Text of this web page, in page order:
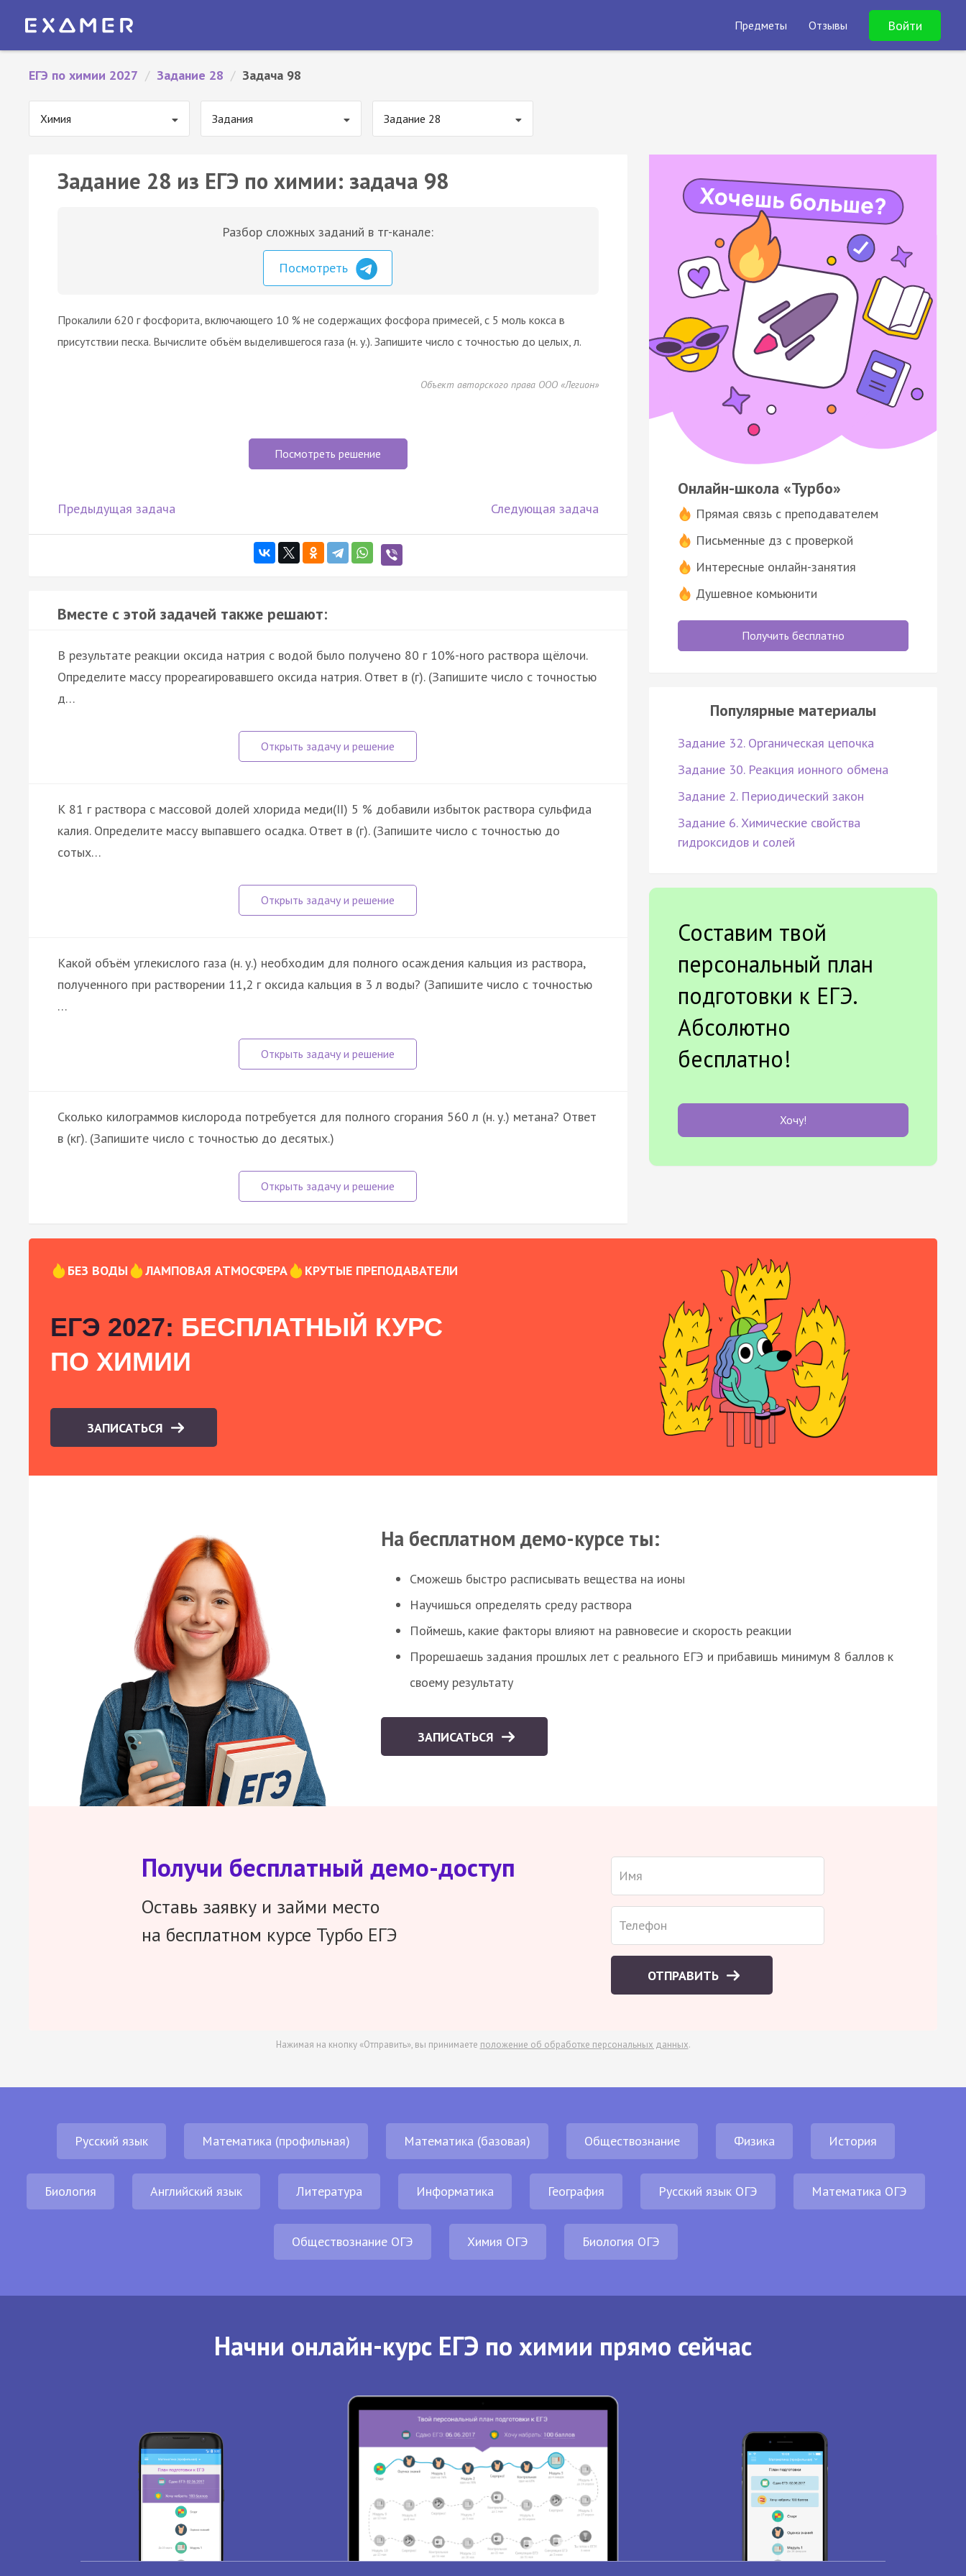
Предметы Отзывы Войти
ЕГЭ по химии 2027 / Задание 28 / Задача 98
Химия Задания Задание 28
Задание 28 из ЕГЭ по химии: задача 98
Разбор сложных заданий в тг-канале:
Посмотреть
Прокалили 620 г фосфорита, включающего 10 % не содержащих фосфора примесей, с 5 моль кокса в
присутствии песка. Вычислите объём выделившегося газа (н. у.). Запишите число с точностью до целых, л.
Объект авторского права ООО «Легион»
Посмотреть решение
Предыдущая задача Следующая задача
Вместе с этой задачей также решают:
В результате реакции оксида натрия с водой было получено 80 г 10%-ного раствора щёлочи.
Определите массу прореагировавшего оксида натрия. Ответ в (г). (Запишите число с точностью
д…
К 81 г раствора с массовой долей хлорида меди(II) 5 % добавили избыток раствора сульфида
калия. Определите массу выпавшего осадка. Ответ в (г). (Запишите число с точностью до
сотых…
Какой объём углекислого газа (н. у.) необходим для полного осаждения кальция из раствора,
полученного при растворении 11,2 г оксида кальция в 3 л воды? (Запишите число с точностью
…
Сколько килограммов кислорода потребуется для полного сгорания 560 л (н. у.) метана? Ответ
в (кг). (Запишите число с точностью до десятых.)
Онлайн-школа «Турбо»
Прямая связь с преподавателем
Письменные дз с проверкой
Интересные онлайн-занятия
Душевное комьюнити
Получить бесплатно
Популярные материалы
Задание 32. Органическая цепочка
Задание 30. Реакция ионного обмена
Задание 2. Периодический закон
Задание 6. Химические свойства
гидроксидов и солей
Составим твой
персональный план
подготовки к ЕГЭ.
Абсолютно
бесплатно!
Хочу!
БЕЗ ВОДЫ ЛАМПОВАЯ АТМОСФЕРА КРУТЫЕ ПРЕПОДАВАТЕЛИ
ЕГЭ 2027: БЕСПЛАТНЫЙ КУРС
ПО ХИМИИ
ЗАПИСАТЬСЯ
На бесплатном демо-курсе ты:
Сможешь быстро расписывать вещества на ионы
Научишься определять среду раствора
Поймешь, какие факторы влияют на равновесие и скорость реакции
Прорешаешь задания прошлых лет с реального ЕГЭ и прибавишь минимум 8 баллов к
своему результату
ЗАПИСАТЬСЯ
Получи бесплатный демо-доступ
Оставь заявку и займи место
на бесплатном курсе Турбо ЕГЭ
ОТПРАВИТЬ
Нажимая на кнопку «Отправить», вы принимаете положение об обработке персональных данных.
Русский язык Математика (профильная) Математика (базовая) Обществознание Физика История
Биология Английский язык Литература Информатика География Русский язык ОГЭ Математика ОГЭ
Обществознание ОГЭ Химия ОГЭ Биология ОГЭ
Начни онлайн-курс ЕГЭ по химии прямо сейчас